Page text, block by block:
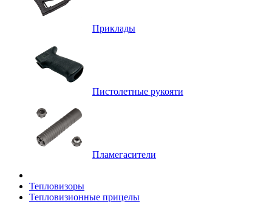
Приклады
Пистолетные рукояти
Пламегасители
Тепловизоры
Тепловизионные прицелы